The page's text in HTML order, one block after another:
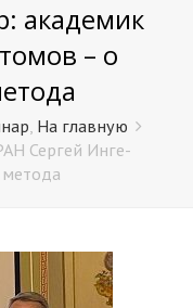
академик
– о
, На главную
Сергей Инге-